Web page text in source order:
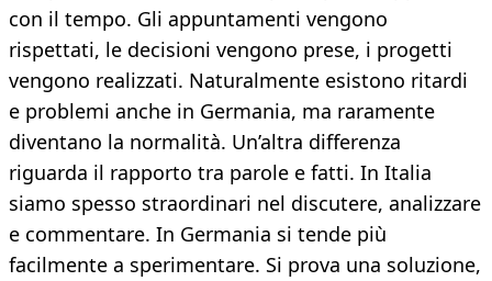
con il tempo. Gli appuntamenti vengono
rispettati, le decisioni vengono prese, i progetti
vengono realizzati. Naturalmente esistono ritardi
e problemi anche in Germania, ma raramente
diventano la normalità. Un’altra differenza
riguarda il rapporto tra parole e fatti. In Italia
siamo spesso straordinari nel discutere, analizzare
e commentare. In Germania si tende più
facilmente a sperimentare. Si prova una soluzione,